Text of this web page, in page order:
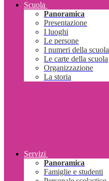
Scuola
Panoramica
Presentazione
I luoghi
Le persone
I numeri della scuola
Le carte della scuola
Organizzazione
La storia
Servizi
Panoramica
Famiglie e studenti